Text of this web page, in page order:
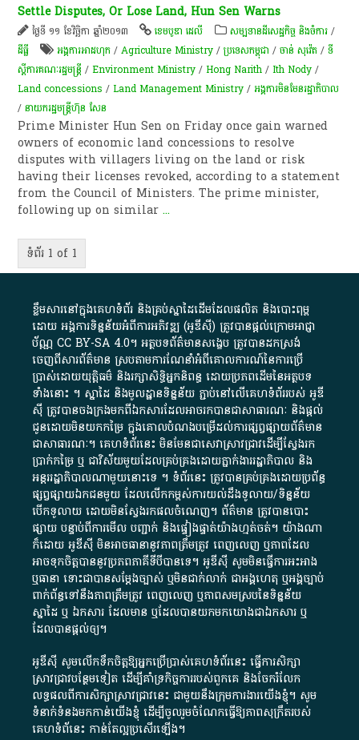
Settle Disputes, Or Lose Land, Hun Sen Warns
ថ្ងៃទី ១១ ខែវិច្ឆិកា ឆ្នាំ២០១៣ ខេមបូឌា ដេលី សម្បទានដីសេដ្ឋកិច្ច និងចំការ /
ដីធ្លី
អង្គការអាដហុក /Agriculture Ministry /ប្រទេសកម្ពុជា /ចាន់ សុវ៉េត /ទី
ស្តីការគណៈរដ្ឋមន្រ្តី /Environment Ministry /Hong Narith /Ith Nody /
Land concessions /Land Management Ministry /អង្គការមិនមែនរដ្ឋាភិបាល
/នាយករដ្ឋមន្ត្រីហ៊ុន សែន
Prime Minister Hun Sen on Friday once gain warned
owners of economic land concessions to resolve
disputes with villagers living on the land or risk
having their licenses revoked, according to a statement
from the Council of Ministers. The prime minister,
following up on similar...
ទំព័រ 1 of 1
ខ្លឹមសារ​នៅ​ក្នុង​គេហទំព័រ និង​គ្រប់​ស្នា​ដៃ​ដើម​ដែល​ផលិត​ និង​បោះពុម្ព​
ដោយ​ អង្គការ​ទិន្នន័យ​អំពី​ការអភិវឌ្ឍ​​ (អូ​ឌី​ស៊ី)​ ត្រូវ​បាន​ផ្តល់​ក្រោម​អាជ្ញា
ប័ណ្ណ​CC BY-SA 4.0។​ អត្ថបទ​ព័ត៌មាន​សង្ខេប​ ត្រូវ​បាន​ដកស្រង់​
ចេញពី​សារព័ត៌មាន ស្របតាមការ​ណែនាំ​អំពី​គោលការណ៍​នៃ​ការ​ប្រើ
ប្រាស់​ដោយ​យុត្តិធម៌​ និង​រក្សាសិទ្ធិអ្នកនិពន្ធ ដោយ​ប្រភពដើម​នៃ​​អត្ថបទ
ទាំង​នោះ​ ។​ ស្នាដៃ​ និង​មូលដ្ឋាន​ទិន្នន័យ ​ភ្ជាប់​នៅ​លើ​គេហទំព័រ​របស់​ អូ​ឌី​
ស៊ី​ ត្រូវ​បាន​ចងក្រង​មក​ពី​ឯកសារ​ដែល​អាច​រក​បានជា​សាធារណៈ​ និង​ផ្តល់​
ជូន​ដោយ​មិន​យក​កម្រៃ​ ក្នុង​គោលបំណង​បម្រើ​ដល់ការ​ផ្សព្វផ្សាយ​ព័ត៌មាន​
ជា​សាធារណៈ​។​ គេហទំព័រ​នេះ​ មិនមែន​ជា​សេវា​ស្រាវជ្រាវ​ដើម្បី​ស្វែងរក
ប្រាក់​កម្រៃ​ ឬ​ ជា​វិស័យ​មួយ​ដែល​គ្រប់គ្រង​ដោយ​ភ្នាក់ងារ​រដ្ឋាភិបាល​ និង ​
អន្តររដ្ឋាភិបាល​ណាមួយ​នោះ​ទេ ​។​ ទំព័រ​នេះ​ ត្រូវ​បាន​គ្រប់គ្រង​ដោយ​ប្រព័ន្ធ​
ផ្សព្វផ្សាយ​ឯកជន​មួយ​ ដែល​លើកកម្ពស់​ការ​យល់​ដឹង​ទូលាយ​/​ទិន្នន័យ​
បើក​ទូលាយ​ ដោយ​មិនស្វែង​រក​ផល​ចំណេញ​។​ ព័ត៌មាន​ ត្រូវ​បាន​បោះ
ផ្សាយ​ បន្ទាប់​ពី​ការ​មើល​ បញ្ជាក់​ និង​ផ្ទៀងផ្ទាត់​យ៉ាង​ហ្មត់ចត់​។​ យ៉ាងណា​
ក៏​ដោយ​ អូ​ឌី​ស៊ី​ មិន​អាច​ធានា​នូវ​ភាព​ត្រឹមត្រូវ​ ពេញលេញ​ ឬ​ភាព​ដែល​
អាច​ទុកចិត្ត​បាននូវ​ប្រភព​ភាគី​ទី​បី​បាន​ទេ​។​ អូ​ឌី​ស៊ី​ សូម​មិន​ធ្វើការ​អះអាង​
ឬ​ធានា​ ទោះជា​បាន​សម្តែង​ច្បាស់​ ឬ​មិន​ជាក់លាក់​ ជា​អង្គហេតុ​ ឬ​អង្គច្បាប់​
ពាក់ព័ន្ធ​ទៅ​នឹង​ភាព​ត្រឹមត្រូវ​ ពេញលេញ​ ឬ​ភាព​សម​ស្រប​នៃ​ទិន្នន័យ​
ស្នាដៃ​ ឬ​ ឯកសារ​ ដែល​មាន​ ឬ​ដែល​បាន​យក​មក​យោង​ជា​ឯកសារ​ ឬ​
ដែល​បាន​ផ្តល់​ឲ្យ​។
អូឌីស៊ី សូមលើកទឹកចិត្តឱ្យអ្នកប្រើប្រាស់គេហទំព័រនេះ ធ្វើការសិក្សា
ស្រាវជ្រាវបន្ថែមទៀត ដើម្បីគាំទ្រកិច្ចការ​របស់ពួកគេ និងចែករំលែក
លទ្ធផលពីការសិក្សាស្រាវជ្រាវនេះ ជាមួយនឹងក្រុមការងារយើងខ្ញុំ។ សូម
ទំនាក់ទំនងមកកាន់យើងខ្ញុំ ដើម្បីចូលរួមចំណែកធ្វើឱ្យភាពសុក្រឹតរបស់
គេហទំព័នេះ កាន់តែល្អប្រសើរឡើង។